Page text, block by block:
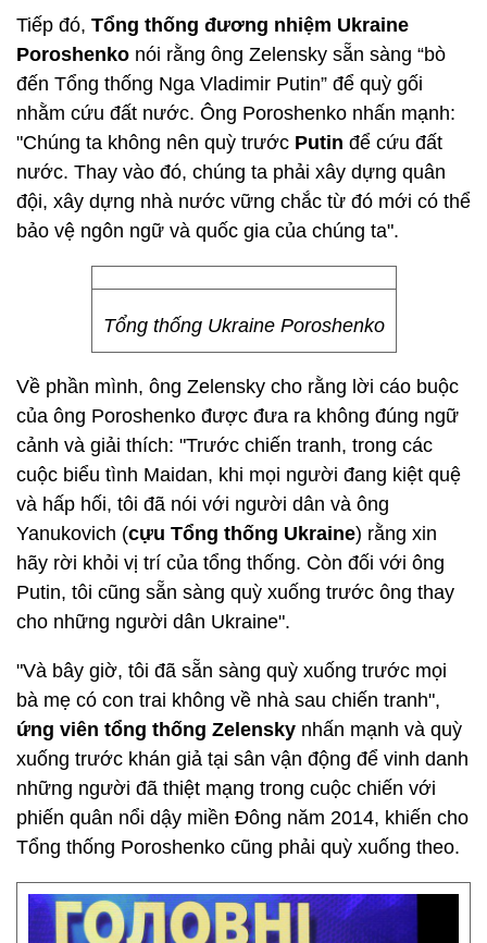
Tiếp đó, Tổng thống đương nhiệm Ukraine
Poroshenko nói rằng ông Zelensky sẵn sàng “bò
đến Tổng thống Nga Vladimir Putin” để quỳ gối
nhằm cứu đất nước. Ông Poroshenko nhấn mạnh:
"Chúng ta không nên quỳ trước Putin để cứu đất
nước. Thay vào đó, chúng ta phải xây dựng quân
đội, xây dựng nhà nước vững chắc từ đó mới có thể
bảo vệ ngôn ngữ và quốc gia của chúng ta".
Tổng thống Ukraine Poroshenko
Về phần mình, ông Zelensky cho rằng lời cáo buộc
của ông Poroshenko được đưa ra không đúng ngữ
cảnh và giải thích: "Trước chiến tranh, trong các
cuộc biểu tình Maidan, khi mọi người đang kiệt quệ
và hấp hối, tôi đã nói với người dân và ông
Yanukovich (cựu Tổng thống Ukraine) rằng xin
hãy rời khỏi vị trí của tổng thống. Còn đối với ông
Putin, tôi cũng sẵn sàng quỳ xuống trước ông thay
cho những người dân Ukraine".
"Và bây giờ, tôi đã sẵn sàng quỳ xuống trước mọi
bà mẹ có con trai không về nhà sau chiến tranh",
ứng viên tổng thống Zelensky nhấn mạnh và quỳ
xuống trước khán giả tại sân vận động để vinh danh
những người đã thiệt mạng trong cuộc chiến với
phiến quân nổi dậy miền Đông năm 2014, khiến cho
Tổng thống Poroshenko cũng phải quỳ xuống theo.